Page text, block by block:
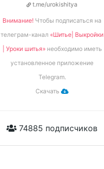
t.me/urokishitya
Внимание! Чтобы подписаться на
телеграм-канал «Шитье| Выкройки
| Уроки шитья»необходимо иметь
установленное приложение
Telegram.
Скачать
74885 подписчиков